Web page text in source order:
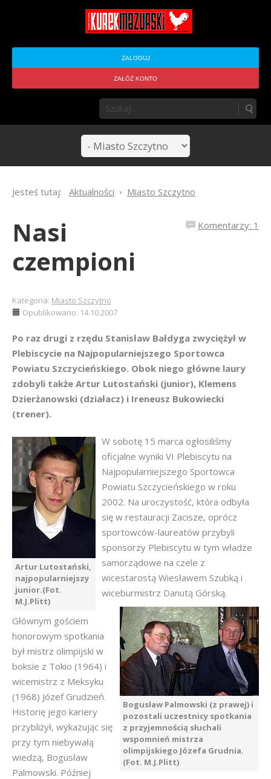
ZALOGUJ
ZAŁÓŻ KONTO
Jesteś tutaj: Aktualności Miasto Szczytno
Komentarzy: 1
Nasi
czempioni
Kategoria: Miasto Szczytno
Opublikowano: 14.10.2007
Po raz drugi z rzędu Stanisław Bałdyga zwyciężył w
Plebiscycie na Najpopularniejszego Sportowca
Powiatu Szczycieńskiego. Obok niego główne laury
zdobyli także Artur Lutostański (junior), Klemens
Dzierżanowski (działacz) i Ireneusz Bukowiecki
(trener).
Artur Lutostański,
najpopularniejszy
junior.(Fot.
M.J.Plitt)
W sobotę 15 marca ogłosiliśmy
oficjalne wyniki VI Plebiscytu na
Najpopularniejszego Sportowca
Powiatu Szczycieńskiego w roku
2002. Na uroczystość, która odbyła
się w restauracji Zacisze, oprócz
sportowców-laureatów przybyli
sponsorzy Plebiscytu w tym władze
samorządowe na czele z
wicestarostą Wiesławem Szubką i
wiceburmistrz Danutą Górską.
Bogusław Palmowski (z prawej) i
pozostali uczestnicy spotkania
z przyjemnością słuchali
wspomnień mistrza
olimpijskiego Józefa Grudnia.
(Fot. M.J.Plitt)
Głównym gościem
honorowym spotkania
był mistrz olimpijski w
boksie z Tokio (1964) i
wicemistrz z Meksyku
(1968) Józef Grudzień.
Historię jego kariery
przybliżył, wykazując się
przy tym niebywałą
wiedzą, Bogusław
Palmowski. Później